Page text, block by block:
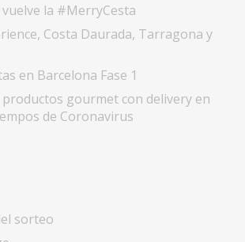
la #MerryCesta
Costa Daurada, Tarragona y
en Barcelona Fase 1
gourmet con delivery en
de Coronavirus
sorteo